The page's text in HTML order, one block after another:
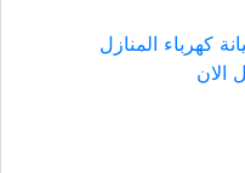
كهرباء المنازل